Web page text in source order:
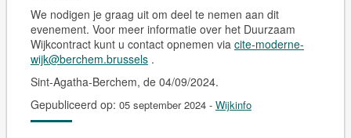
We nodigen je graag uit om deel te nemen aan dit
evenement. Voor meer informatie over het Duurzaam
Wijkcontract kunt u contact opnemen via cite-moderne-
wijk@berchem.brussels.
Sint-Agatha-Berchem, de 04/09/2024.
Gepubliceerd op: 05 september 2024 - Wijkinfo